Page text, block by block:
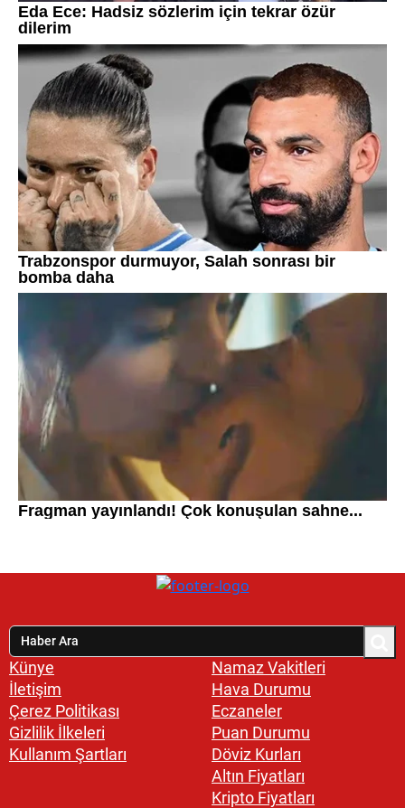
Künye
İletişim
Çerez Politikası
Gizlilik İlkeleri
Kullanım Şartları
Namaz Vakitleri
Hava Durumu
Eczaneler
Puan Durumu
Döviz Kurları
Altın Fiyatları
Kripto Fiyatları